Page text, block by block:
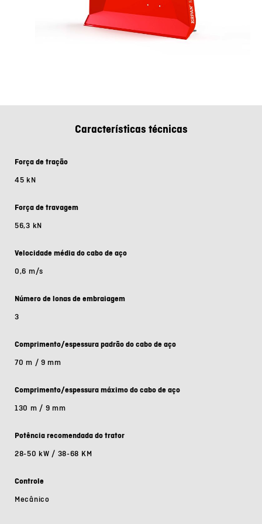
Características técnicas
Força de tração
45 kN
Força de travagem
56,3 kN
Velocidade média do cabo de aço
0,6 m/s
Número de lonas de embraiagem
3
Comprimento/espessura padrão do cabo de aço
70 m / 9 mm
Comprimento/espessura máximo do cabo de aço
130 m / 9 mm
Potência recomendada do trator
28-50 kW / 38-68 KM
Controle
Mecânico